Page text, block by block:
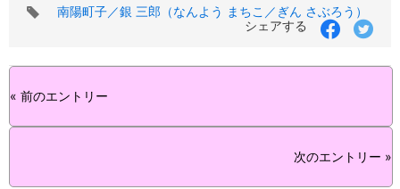
タ
南陽町子／銀 三郎（なんよう まちこ／ぎん さぶろう）
シェアする
« 前のエントリー
次のエントリー »